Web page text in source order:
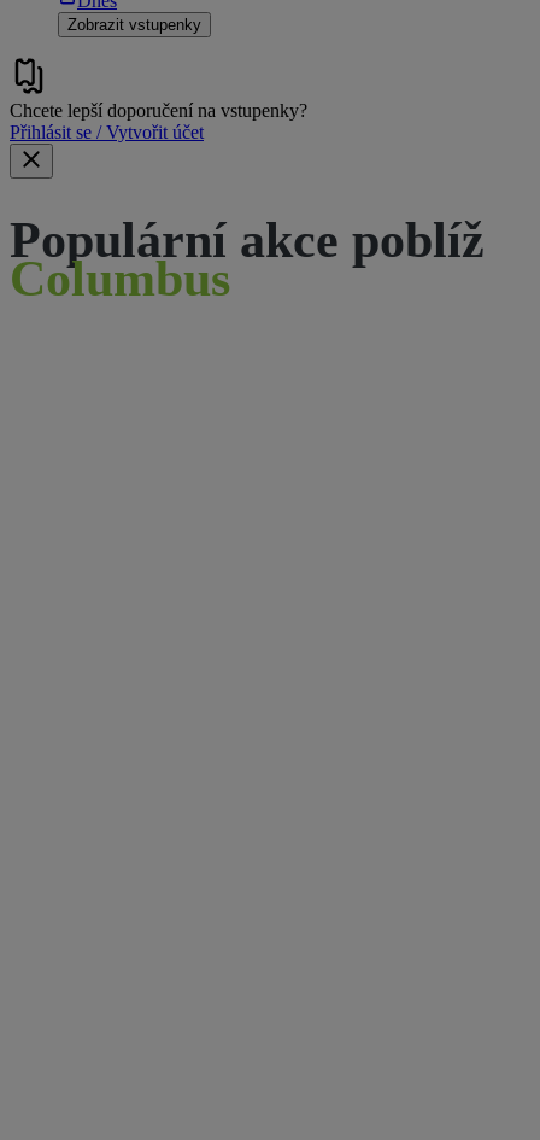
Zobrazit vstupenky
Chcete lepší doporučení na vstupenky?
Přihlásit se / Vytvořit účet
Populární akce poblíž
Columbus